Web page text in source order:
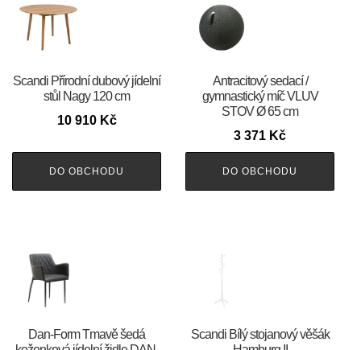
Scandi Přírodní dubový jídelní
stůl Nagy 120 cm
10 910 Kč
DO OBCHODU
Antracitový sedací /
gymnastický míč VLUV
STOV Ø 65 cm
3 371 Kč
DO OBCHODU
​​​​​Dan-Form Tmavě šedá
Scandi Bílý stojanový věšák